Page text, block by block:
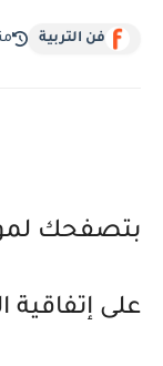
فن التربية
على إتفاقية